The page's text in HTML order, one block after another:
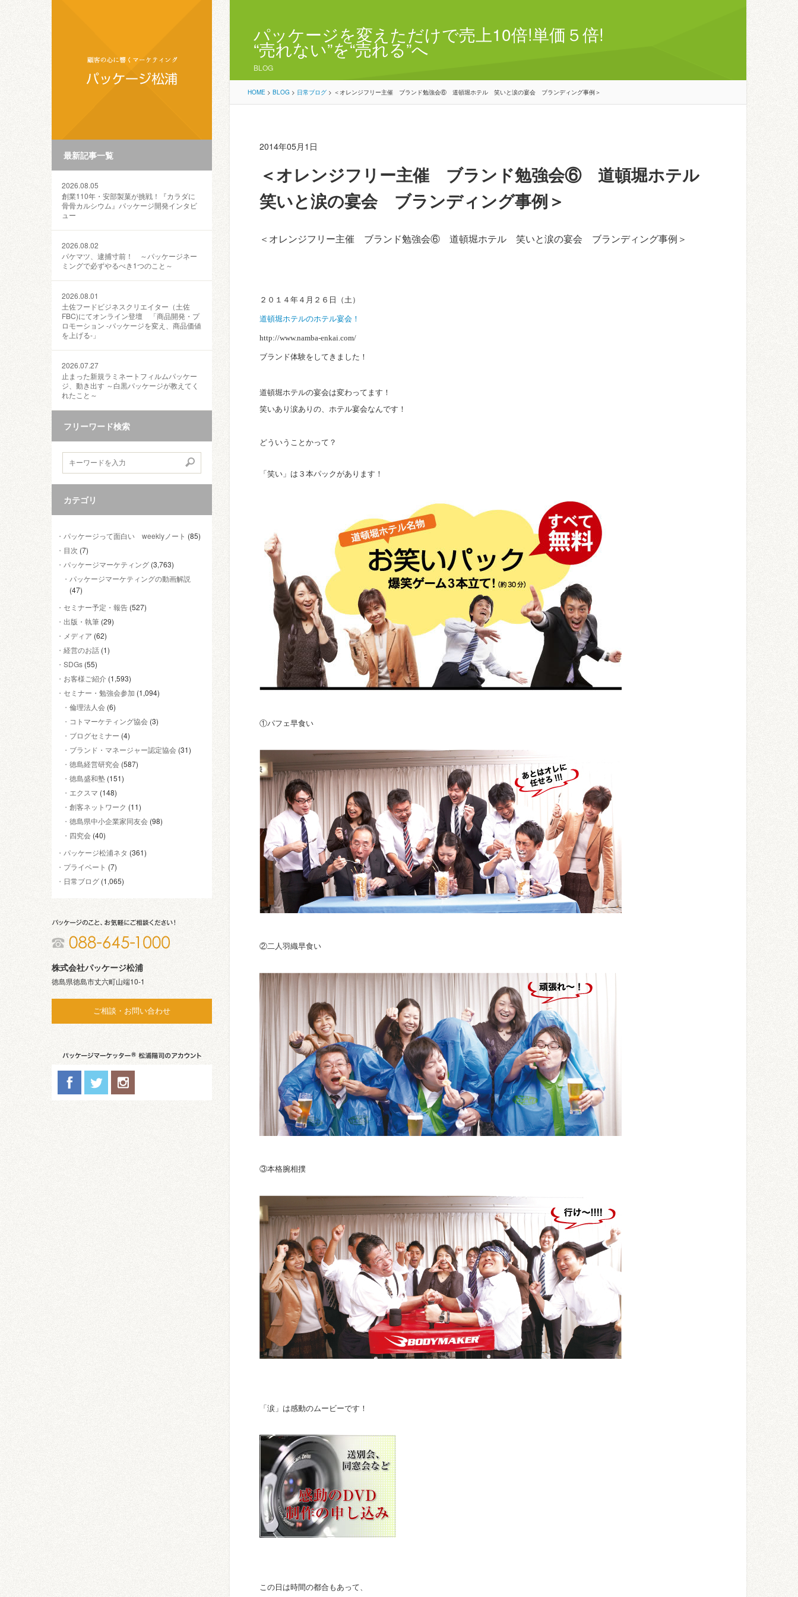
最新記事一覧
2026.08.05
創業110年・安部製菓が挑戦！『カラダに
骨骨カルシウム』パッケージ開発インタビ
ュー
2026.08.02
パケマツ、逮捕寸前！ ～パッケージネー
ミングで必ずやるべき1つのこと～
2026.08.01
土佐フードビジネスクリエイター（土佐
FBC)にてオンライン登壇 「商品開発・プ
ロモーション ‐パッケージを変え、商品価値
を上げる‐」
2026.07.27
止まった新規ラミネートフィルムパッケー
ジ、動き出す ～白黒パッケージが教えてく
れたこと～
フリーワード検索
カテゴリ
パッケージって面白い weeklyノート (85)
目次 (7)
パッケージマーケティング (3,763)
パッケージマーケティングの動画解説
(47)
セミナー予定・報告 (527)
出版・執筆 (29)
メディア (62)
経営のお話 (1)
SDGs (55)
お客様ご紹介 (1,593)
セミナー・勉強会参加 (1,094)
倫理法人会 (6)
コトマーケティング協会 (3)
ブログセミナー (4)
ブランド・マネージャー認定協会 (31)
徳島経営研究会 (587)
徳島盛和塾 (151)
エクスマ (148)
創客ネットワーク (11)
徳島県中小企業家同友会 (98)
四究会 (40)
パッケージ松浦ネタ (361)
プライベート (7)
日常ブログ (1,065)
株式会社パッケージ松浦
徳島県徳島市丈六町山端10-1
ご相談・お問い合わせ
パッケージを変えただけで売上10倍!単価５倍!
“売れない”を“売れる”へ
BLOG
HOME > BLOG > 日常ブログ > ＜オレンジフリー主催 ブランド勉強会⑥ 道頓堀ホテル 笑いと涙の宴会 ブランディング事例＞
2014年05月1日
＜オレンジフリー主催 ブランド勉強会⑥ 道頓堀ホテル
笑いと涙の宴会 ブランディング事例＞
＜オレンジフリー主催 ブランド勉強会⑥ 道頓堀ホテル 笑いと涙の宴会 ブランディング事例＞
２０１４年４月２６日（土）
道頓堀ホテルのホテル宴会！
http://www.namba-enkai.com/
ブランド体験をしてきました！
道頓堀ホテルの宴会は変わってます！
笑いあり涙ありの、ホテル宴会なんです！
どういうことかって？
「笑い」は３本パックがあります！
①パフェ早食い
②二人羽織早食い
③本格腕相撲
「涙」は感動のムービーです！
この日は時間の都合もあって、